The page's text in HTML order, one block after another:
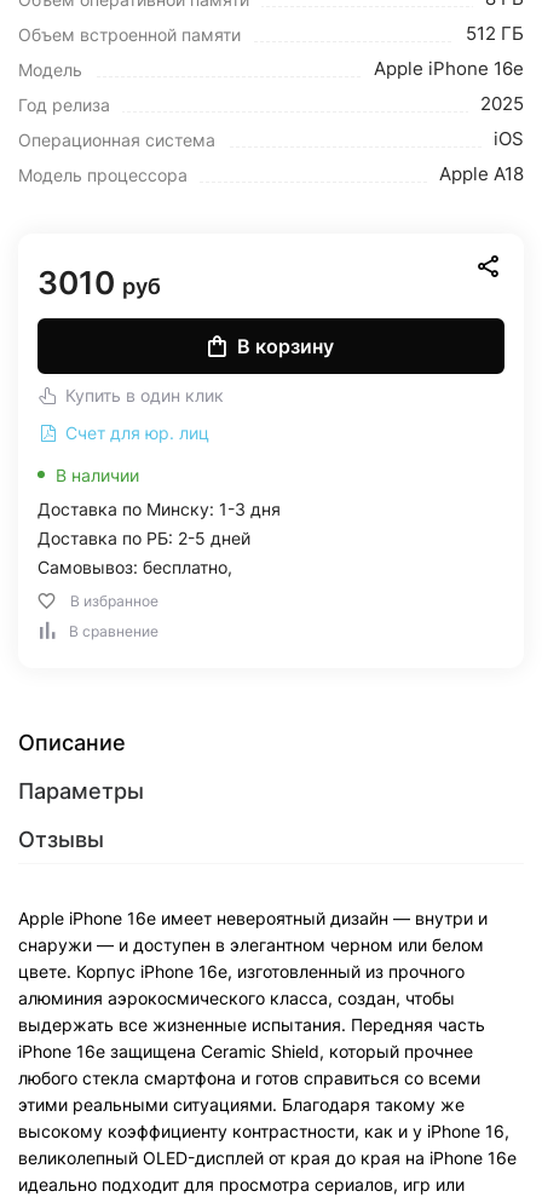
Объем встроенной памяти 512 ГБ
Модель Apple iPhone 16e
Год релиза 2025
Операционная система iOS
Модель процессора Apple A18
3010 руб
В корзину
Купить в один клик
Счет для юр. лиц
В наличии
Доставка по Минску: 1-3 дня
Доставка по РБ: 2-5 дней
Самовывоз: бесплатно,
В избранное
В сравнение
Описание
Параметры
Отзывы
Apple iPhone 16e имеет невероятный дизайн — внутри и
снаружи — и доступен в элегантном черном или белом
цвете. Корпус iPhone 16e, изготовленный из прочного
алюминия аэрокосмического класса, создан, чтобы
выдержать все жизненные испытания. Передняя часть
iPhone 16e защищена Ceramic Shield, который прочнее
любого стекла смартфона и готов справиться со всеми
этими реальными ситуациями. Благодаря такому же
высокому коэффициенту контрастности, как и у iPhone 16,
великолепный OLED-дисплей от края до края на iPhone 16e
идеально подходит для просмотра сериалов, игр или